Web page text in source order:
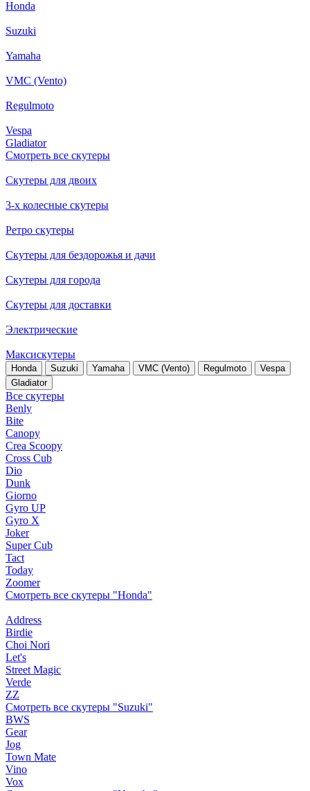
Honda
Suzuki
Yamaha
VMC (Vento)
Regulmoto
Vespa
Gladiator
Смотреть все скутеры
Скутеры для двоих
3-х колесные скутеры
Ретро скутеры
Скутеры для бездорожья и дачи
Скутеры для города
Скутеры для доставки
Электрические
Максискутеры
Honda Suzuki Yamaha VMC (Vento) Regulmoto
Vespa
Gladiator
Все скутеры
Benly
Bite
Canopy
Crea Scoopy
Cross Cub
Dio
Dunk
Giorno
Gyro UP
Gyro X
Joker
Super Cub
Tact
Today
Zoomer
Смотреть все скутеры "Honda"
Address
Birdie
Choi Nori
Let's
Street Magic
Verde
ZZ
Смотреть все скутеры "Suzuki"
BWS
Gear
Jog
Town Mate
Vino
Vox